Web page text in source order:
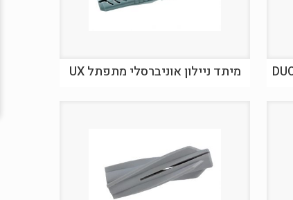
מיתד ניילון אוניברסלי מתפתל UX